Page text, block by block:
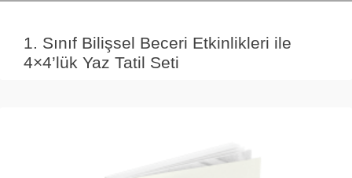
1. Sınıf Bilişsel Beceri Etkinlikleri ile
4×4’lük Yaz Tatil Seti